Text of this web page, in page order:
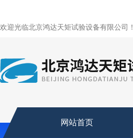
欢迎光临北京鸿达天矩试验设备有限公司！
网站首页